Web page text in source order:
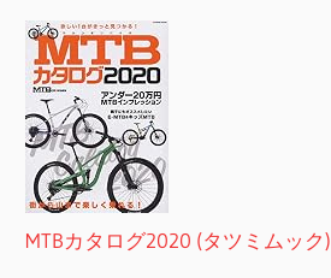
MTBカタログ2020 (タツミムック)